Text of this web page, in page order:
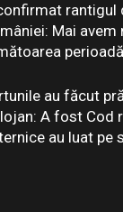
rantigul
Mai
perioadă
au făcut
A fost Cod
au luat pe